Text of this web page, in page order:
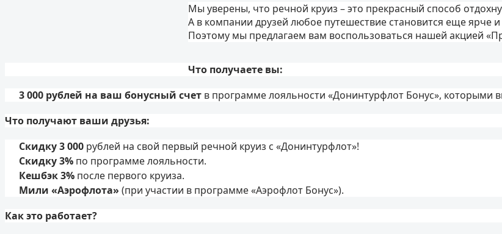
Мы уверены, что речной круиз – это прекрасный способ
А в компании друзей любое путешествие становится еще ярче и
Поэтому мы предлагаем вам воспользоваться нашей акцией
Что получаете вы:
3 000 рублей на ваш бонусный счетв программе лояльности «Донинтурфлот Бонус», которыми
Что получают ваши друзья:
Скидку 3 000рублей на свой первый речной круиз с «Донинтурфлот»!
Скидку 3%по программе лояльности.
Кешбэк 3%после первого круиза.
Мили «Аэрофлота» (при участии в программе «Аэрофлот Бонус»).
Как это работает?